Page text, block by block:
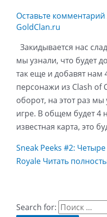
Оставьте комментарий
GoldClan.ru
Закидывается нас
мы узнали, что будет
так еще и добавят нам
персонажи из Clash of
оборот, на этот раз
игре. В общем будет 4
известная карта, это
Sneak Peeks #2:
RoyaleЧитать
Search for: